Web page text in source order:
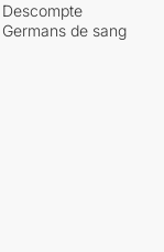
Descompte
Germans de sang